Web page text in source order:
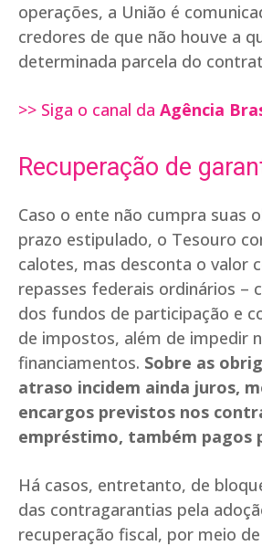
operações, a União é
credores de que não houve a
determinada parcela do
>> Siga o canal da Agência
Recuperação de
Caso o ente não cumpra suas
prazo estipulado, o Tesouro
calotes, mas desconta o valor
repasses federais ordinários –
dos fundos de participação e
de impostos, além de impedir
financiamentos. Sobre as
atraso incidem ainda juros,
encargos previstos nos
empréstimo, também pagos
Há casos, entretanto, de
das contragarantias pela
recuperação fiscal, por meio